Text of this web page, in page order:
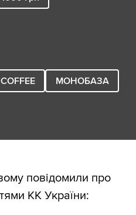
МОНОБАЗА
повідомили про
КК України: